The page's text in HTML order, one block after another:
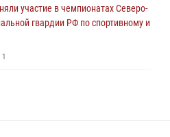
1
участие в чемпионатах Северо-
гвардии РФ по спортивному и
1